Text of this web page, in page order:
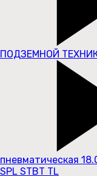
ПОДЗЕМНОЙ
пневматическая
SPL STBT TL